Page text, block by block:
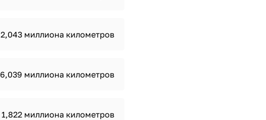
2,043 миллиона километров
6,039 миллиона километров
1,822 миллиона километров